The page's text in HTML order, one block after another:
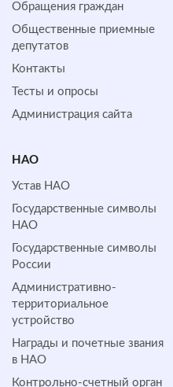
Обращения граждан
Общественные приемные
депутатов
Контакты
Тесты и опросы
Администрация сайта
НАО
Устав НАО
Государственные символы
НАО
Государственные символы
России
Административно-
территориальное
устройство
Награды и почетные звания
в НАО
Контрольно-счетный орган